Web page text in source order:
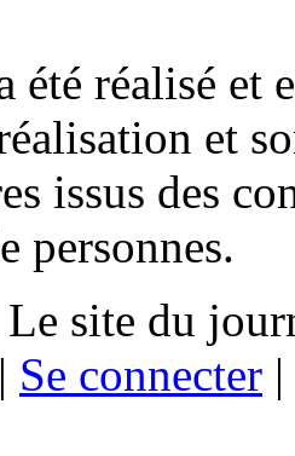
été réalisé et
et
issus des
personnes.
site du
| Se connecter |